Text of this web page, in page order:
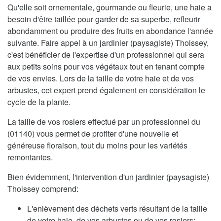
Qu'elle soit ornementale, gourmande ou fleurie, une haie a
besoin d'être taillée pour garder de sa superbe, refleurir
abondamment ou produire des fruits en abondance l'année
suivante. Faire appel à un jardinier (paysagiste) Thoissey,
c'est bénéficier de l'expertise d'un professionnel qui sera
aux petits soins pour vos végétaux tout en tenant compte
de vos envies. Lors de la taille de votre haie et de vos
arbustes, cet expert prend également en considération le
cycle de la plante.
La taille de vos rosiers effectué par un professionnel du
(01140) vous permet de profiter d'une nouvelle et
généreuse floraison, tout du moins pour les variétés
remontantes.
Bien évidemment, l'intervention d'un jardinier (paysagiste)
Thoissey comprend:
L'enlèvement des déchets verts résultant de la taille